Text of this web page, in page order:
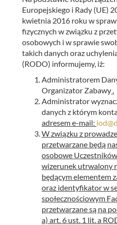
Europejskiego i Rady (UE)
kwietnia 2016 roku w
fizycznych w związku z
osobowych i w sprawie
takich danych oraz
(RODO) informujemy, iż:
Administratorem
Organizator Zabawy.
Administrator
danych z którym
adresem e-mail:
W związku z
przetwarzane będą
osobowe
wizerunek utrwalony
będącym elementem
oraz identyfikator w
społecznościowym
przetwarzane są na
a) art. 6 ust. 1 lit. a